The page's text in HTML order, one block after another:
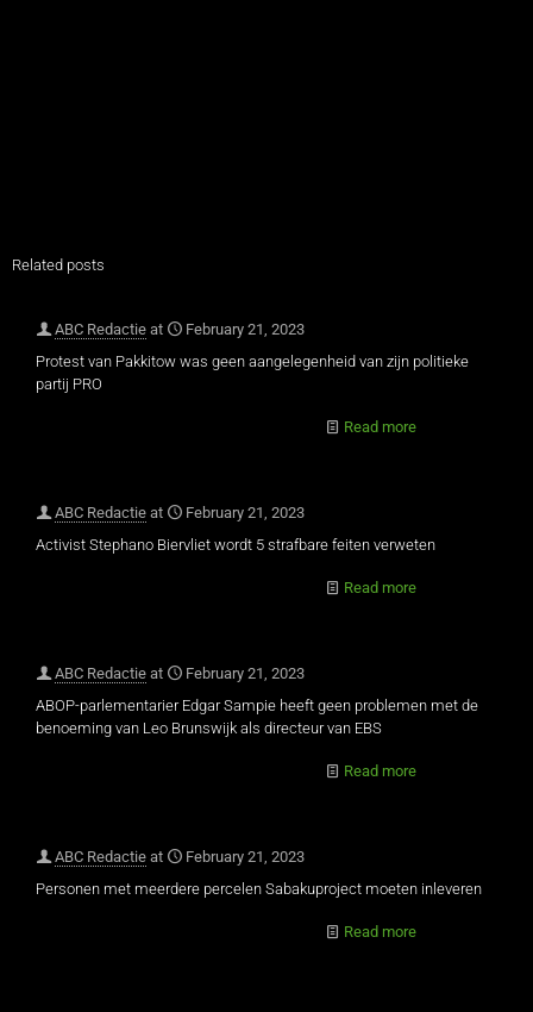
Related posts
ABC Redactie at
February 21, 2023
Protest van Pakkitow was geen aangelegenheid van zijn politieke
partij PRO
Read more
ABC Redactie at
February 21, 2023
Activist Stephano Biervliet wordt 5 strafbare feiten verweten
Read more
ABC Redactie at
February 21, 2023
ABOP-parlementarier Edgar Sampie heeft geen problemen met de
benoeming van Leo Brunswijk als directeur van EBS
Read more
ABC Redactie at
February 21, 2023
Personen met meerdere percelen Sabakuproject moeten inleveren
Read more